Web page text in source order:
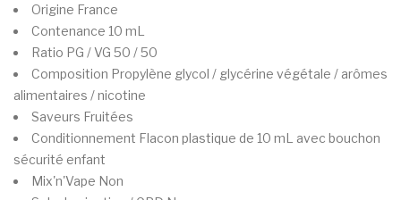
Origine France
Contenance 10 mL
Ratio PG / VG 50 / 50
Composition Propylène glycol / glycérine végétale / arômes
alimentaires / nicotine
Saveurs Fruitées
Conditionnement Flacon plastique de 10 mL avec bouchon
sécurité enfant
Mix'n'Vape Non